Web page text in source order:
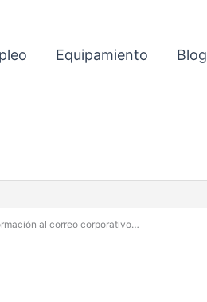
Equipamiento Blog
al correo corporativo…